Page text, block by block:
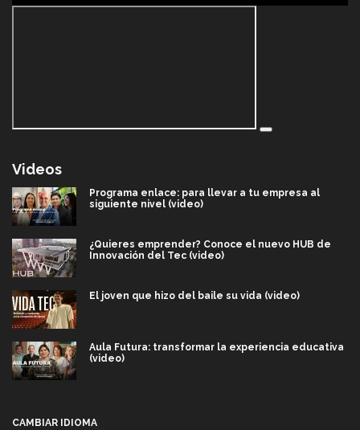
Videos
Programa enlace: para llevar a tu empresa al
siguiente nivel (video)
¿Quieres emprender? Conoce el nuevo HUB de
Innovación del Tec (video)
El joven que hizo del baile su vida (video)
Aula Futura: transformar la experiencia educativa
(video)
CAMBIAR IDIOMA